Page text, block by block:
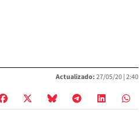
Actualizado:27/05/20 |2:40